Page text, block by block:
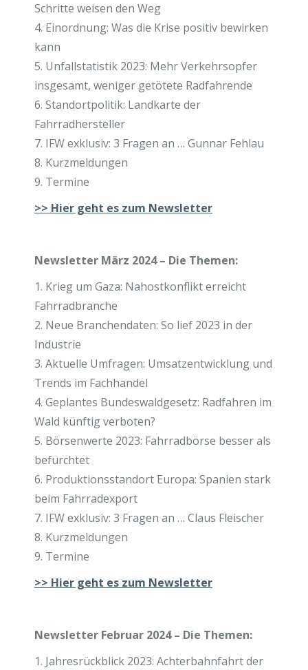
Schritte weisen den Weg
4. Einordnung: Was die Krise positiv bewirken
kann
5. Unfallstatistik 2023: Mehr Verkehrsopfer
insgesamt, weniger getötete Radfahrende
6. Standortpolitik: Landkarte der
Fahrradhersteller
7. IFW exklusiv: 3 Fragen an … Gunnar Fehlau
8. Kurzmeldungen
9. Termine
>> Hier geht es zum Newsletter
Newsletter März 2024 – Die Themen:
1. Krieg um Gaza: Nahostkonflikt erreicht
Fahrradbranche
2. Neue Branchendaten: So lief 2023 in der
Industrie
3. Aktuelle Umfragen: Umsatzentwicklung und
Trends im Fachhandel
4. Geplantes Bundeswaldgesetz: Radfahren im
Wald künftig verboten?
5. Börsenwerte 2023: Fahrradbörse besser als
befürchtet
6. Produktionsstandort Europa: Spanien stark
beim Fahrradexport
7. IFW exklusiv: 3 Fragen an … Claus Fleischer
8. Kurzmeldungen
9. Termine
>> Hier geht es zum Newsletter
Newsletter Februar 2024 – Die Themen:
1. Jahresrückblick 2023: Achterbahnfahrt der